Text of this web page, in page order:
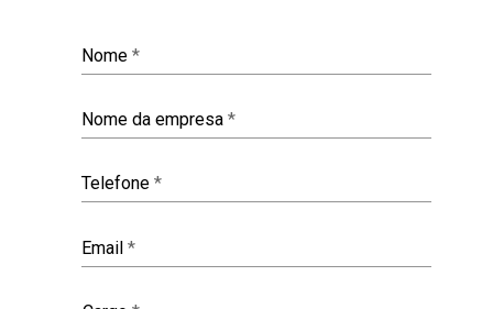
Nome *
Nome da empresa *
Telefone *
Email *